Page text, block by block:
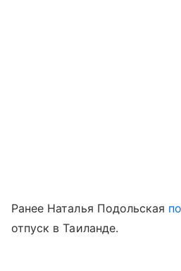
Ранее Наталья Подольская
отпуск в Таиланде.